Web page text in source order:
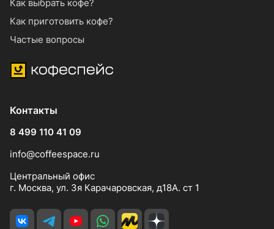
Как выбрать кофе?
Как приготовить кофе?
Частые вопросы
Контакты
8 499 110 41 09
info@coffeespace.ru
Центральный офис
г. Москва, ул. 3я Карачаровская, д18А. ст 1